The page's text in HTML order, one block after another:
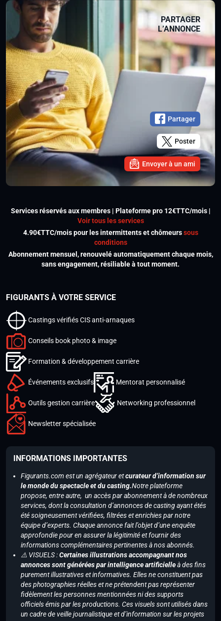
PARTAGER
L’ANNONCE
Partager
Poster
Envoyer à un ami
Services réservés aux membres | Plateforme pro 12€TTC/mois |
Voir tous les services
4.90€TTC/mois pour les intermittents et chômeurssous
conditions
Abonnement mensuel, renouvelé automatiquement chaque mois,
sans engagement, résiliable à tout moment.
FIGURANTS À VOTRE SERVICE
Castings vérifiés CIS anti-arnaques
Conseils book photo & image
Formation & développement carrière
Événements exclusifs Mentorat personnalisé
Outils gestion carrière Networking professionnel
Newsletter spécialisée
INFORMATIONS IMPORTANTES
Figurants.com est un agrégateur etcurateur d’information sur
le monde du spectacle et du casting.Notre plateforme
propose, entre autre, un accès par abonnement à de nombreux
services, dont la consultation d’annonces de casting ayant étés
été soigneusement vérifiées, filtrées et enrichies par notre
équipe d’experts. Chaque annonce fait l’objet d’une enquête
approfondie pour en assurer la légitimité et fournir des
informations complémentaires pertinentes à nos abonnés.
⚠️ VISUELS :Certaines illustrations accompagnant nos
annonces sont générées par intelligence artificielleà des fins
purement illustratives et informatives. Elles ne constituent pas
des photographies réelles et ne prétendent pas représenter
fidèlement les personnes mentionnées ni des supports
officiels émis par les productions. Ces visuels sont utilisés dans
un cadre de veille journalistique et d’information sur les projets